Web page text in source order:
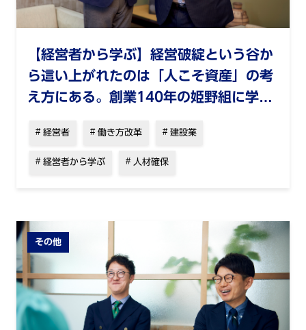
【経営者から学ぶ】経営破綻という谷か
ら這い上がれたのは「人こそ資産」の考
え方にある。創業140年の姫野組に学ぶ
経営者 働き方改革 建設業
経営者から学ぶ 人材確保
その他